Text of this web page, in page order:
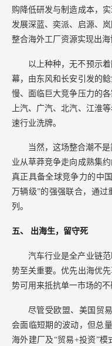
购降低研发与制造成本，
发展深蓝、奕派、启源、
整合海外工厂资源实现出海
以上种种，无不预示
幕，由东风和长安引发的
慢、面临巨大竞争压力的
上汽、广汽、北汽、江淮
速行业洗牌。
当然，这场整合潮不是
业从草莽竞争走向成熟集
真正具备全球竞争力的中
万辆级”的强强联合，通
列。
五、 出海生，留守死
汽车行业是全产业链
势至关重要。优先出海优
势可用来抵抗单一市场的不
尽管受欧盟、美国贸
会面临短期的波动，但总
海外建厂及“贸易+投资”